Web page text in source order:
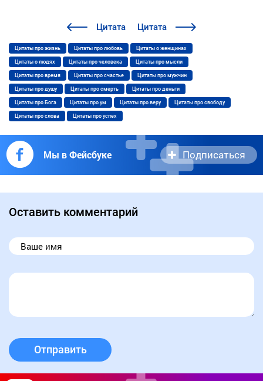
Цитата Цитата
Цитаты про жизнь Цитаты про любовь Цитаты о женщинах
Цитаты о людях Цитаты про человека Цитаты про мысли
Цитаты про время Цитаты про счастье Цитаты про мужчин
Цитаты про душу Цитаты про смерть Цитаты про деньги
Цитаты про Бога Цитаты про ум Цитаты про веру Цитаты про свободу
Цитаты про слова Цитаты про успех
Мы в Фейсбуке Подписаться
Оставить комментарий
Отправить